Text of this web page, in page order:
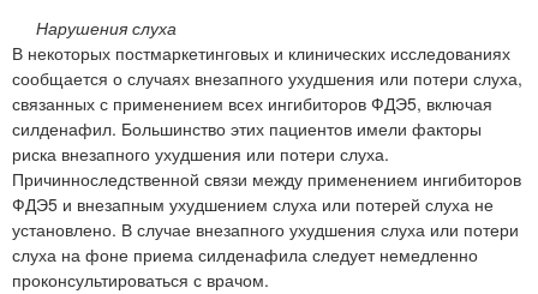
Нарушения слуха
В некоторых постмаркетинговых и клинических исследованиях
сообщается о случаях внезапного ухудшения или потери слуха,
связанных с применением всех ингибиторов ФДЭ5, включая
силденафил. Большинство этих пациентов имели факторы
риска внезапного ухудшения или потери слуха.
Причинноследственной связи между применением ингибиторов
ФДЭ5 и внезапным ухудшением слуха или потерей слуха не
установлено. В случае внезапного ухудшения слуха или потери
слуха на фоне приема силденафила следует немедленно
проконсультироваться с врачом.